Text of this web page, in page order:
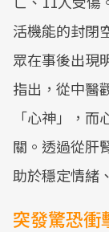
活機能的封閉
眾在事後出現
指出，從中醫
「心神」，
關。透過從肝
助於穩定情緒
突發驚恐